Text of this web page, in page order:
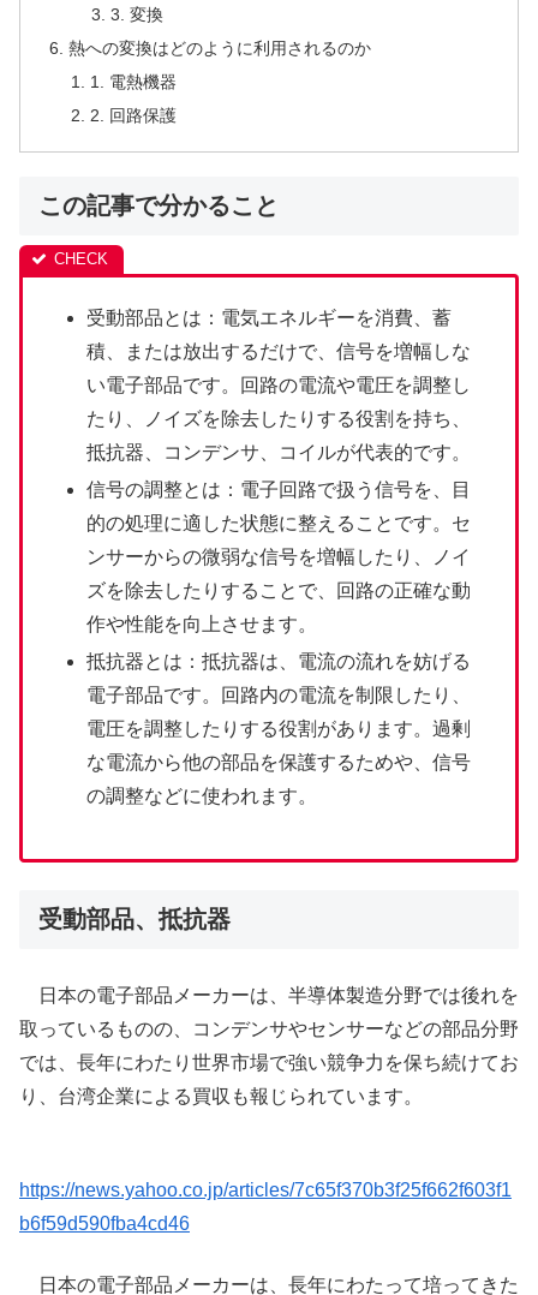
3. 変換
熱への変換はどのように利用されるのか
1. 電熱機器
2. 回路保護
この記事で分かること
受動部品とは：電気エネルギーを消費、蓄
積、または放出するだけで、信号を増幅しな
い電子部品です。回路の電流や電圧を調整し
たり、ノイズを除去したりする役割を持ち、
抵抗器、コンデンサ、コイルが代表的です。
信号の調整とは：電子回路で扱う信号を、目
的の処理に適した状態に整えることです。セ
ンサーからの微弱な信号を増幅したり、ノイ
ズを除去したりすることで、回路の正確な動
作や性能を向上させます。
抵抗器とは：抵抗器は、電流の流れを妨げる
電子部品です。回路内の電流を制限したり、
電圧を調整したりする役割があります。過剰
な電流から他の部品を保護するためや、信号
の調整などに使われます。
受動部品、抵抗器
日本の電子部品メーカーは、半導体製造分野では後れを
取っているものの、コンデンサやセンサーなどの部品分野
では、長年にわたり世界市場で強い競争力を保ち続けてお
り、台湾企業による買収も報じられています。
https://news.yahoo.co.jp/articles/7c65f370b3f25f662f603f1
b6f59d590fba4cd46
日本の電子部品メーカーは、長年にわたって培ってきた